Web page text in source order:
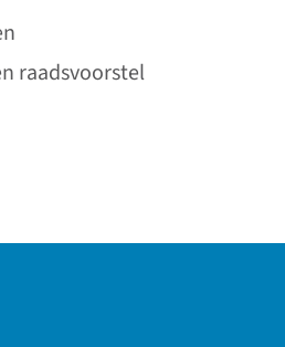
raadsvoorstel